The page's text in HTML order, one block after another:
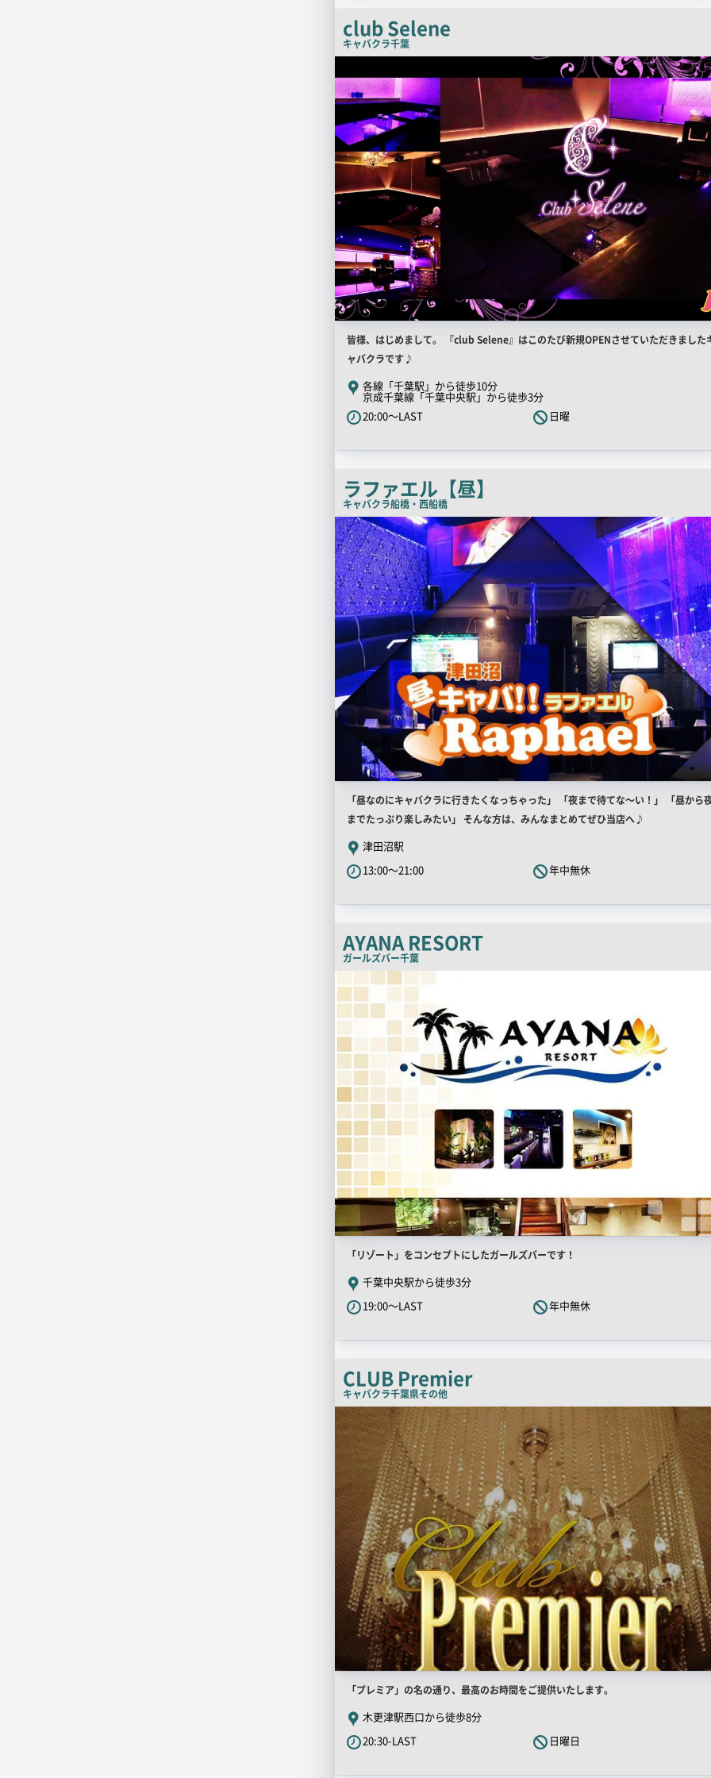
チ
コ
ピ
ー
club Selene
キャバクラ千葉
店
PR
画
像
店
舗
PR
キ
ャ
チ
ピ
ー
皆様、はじめまして。 『club Selene』はこのたび新規OPENさせていただきました
ャバクラです♪
各線「千葉駅」から徒歩10分
京成千葉線「千葉中央駅」から徒歩3分
20:00～LAST
日曜
ラファエル【昼】
キャバクラ船橋・西船橋
店
舗
PR
画
像
店
舗
PR
キ
ャ
コ
ピ
ー
「昼なのにキャバクラに行きたくなっちゃった」 「夜まで待てな～い！」 「昼から
までたっぷり楽しみたい」 そんな方は、みんなまとめてぜひ当店へ♪
津田沼駅
13:00～21:00
年中無休
AYANA RESORT
ガールズバー千葉
舗
PR
像
店
舗
PR
キ
チ
コ
ピ
ー
「リゾート」をコンセプトにしたガールズバーです！
千葉中央駅から徒歩3分
19:00～LAST
年中無休
CLUB Premier
キャバクラ千葉県その他
店
舗
PR
店
舗
PR
キ
「プレミア」の名の通り、最高のお時間をご提供いたします。
木更津駅西口から徒歩8分
20:30-LAST
日曜日